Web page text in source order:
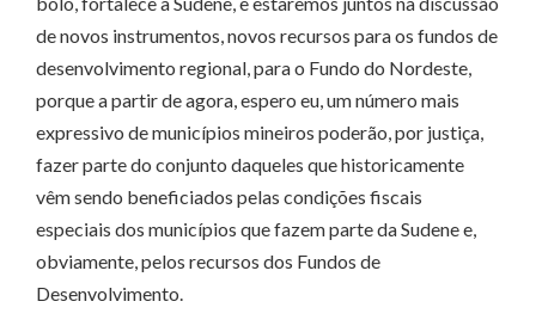
de novos instrumentos, novos recursos para os fundos de
desenvolvimento regional, para o Fundo do Nordeste,
porque a partir de agora, espero eu, um número mais
expressivo de municípios mineiros poderão, por justiça,
fazer parte do conjunto daqueles que historicamente
vêm sendo beneficiados pelas condições fiscais
especiais dos municípios que fazem parte da Sudene e,
obviamente, pelos recursos dos Fundos de
Desenvolvimento.